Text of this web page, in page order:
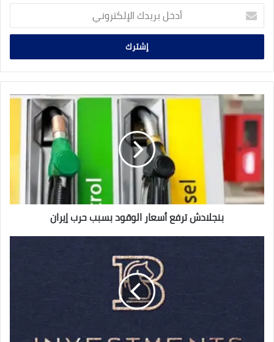
أدخل
بريدك
الإلكتروني
بنجلادش
ترفع
أسعار
الوقود
بسبب
حرب
إيران
بنجلادش ترفع أسعار الوقود بسبب حرب إيران